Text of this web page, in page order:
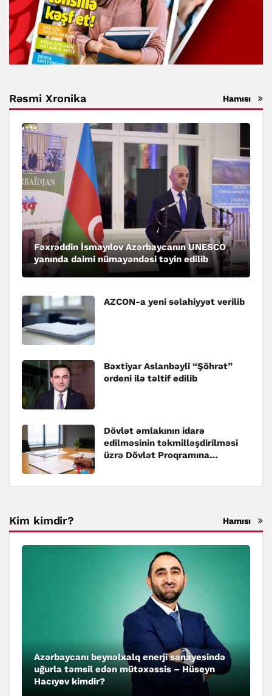
Rəsmi Xronika Hamısı
Fəxrəddin İsmayılov Azərbaycanın UNESCO
yanında daimi nümayəndəsi təyin edilib
AZCON-a yeni səlahiyyət verilib
Bəxtiyar Aslanbəyli “Şöhrət”
ordeni ilə təltif edilib
Dövlət əmlakının idarə
edilməsinin təkmilləşdirilməsi
üzrə Dövlət Proqramına
Kim kimdir? Hamısı
Azərbaycanı beynəlxalq enerji sənayesində
uğurla təmsil edən mütəxəssis – Hüseyn
Hacıyev kimdir?